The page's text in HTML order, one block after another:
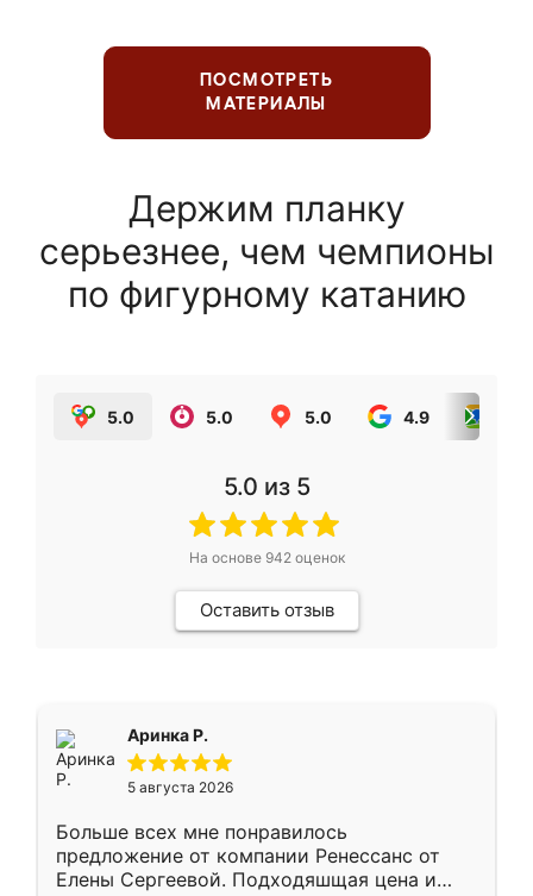
ПОСМОТРЕТЬ
МАТЕРИАЛЫ
Держим планку
серьезнее, чем чемпионы
по фигурному катанию
5.0 5.0 5.0 4.9
5.0 из 5
На основе 942оценок
Оставить отзыв
Аринка Р.
5 августа 2026
Больше всех мне понравилось
предложение от компании Ренессанс от
Елены Сергеевой. Подходяшщая цена и